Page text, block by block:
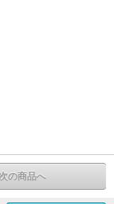
次の商品へ